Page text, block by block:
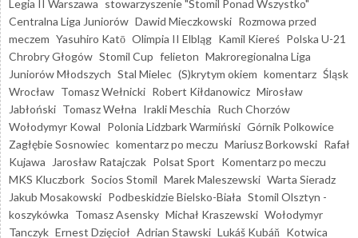
Legia II Warszawa stowarzyszenie "Stomil Ponad Wszystko"
Centralna Liga Juniorów Dawid Mieczkowski Rozmowa przed
meczem Yasuhiro Katō Olimpia II Elbląg Kamil Kiereś Polska U-21
Chrobry Głogów Stomil Cup felieton Makroregionalna Liga
Juniorów Młodszych Stal Mielec (S)krytym okiem komentarz Śląsk
Wrocław Tomasz Wełnicki Robert Kiłdanowicz Mirosław
Jabłoński Tomasz Wełna Irakli Meschia Ruch Chorzów
Wołodymyr Kowal Polonia Lidzbark Warmiński Górnik Polkowice
Zagłębie Sosnowiec komentarz po meczu Mariusz Borkowski Rafał
Kujawa
Jarosław Ratajczak Polsat Sport Komentarz po meczu
MKS Kluczbork Socios Stomil Marek Maleszewski Warta Sieradz
Jakub Mosakowski Podbeskidzie Bielsko-Biała Stomil Olsztyn -
koszykówka Tomasz Asensky Michał Kraszewski Wołodymyr
Tanczyk Ernest Dzięcioł Adrian Stawski Lukáš Kubáň Kotwica